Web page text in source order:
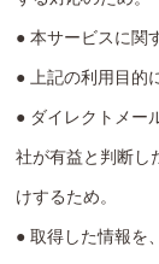
● 本サービスに関
● 上記の利用目的
● ダイレクトメー
社が有益と判断し
けするため。
● 取得した情報を